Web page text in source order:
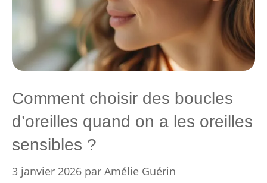
Comment choisir des boucles
d’oreilles quand on a les oreilles
sensibles ?
3 janvier 2026 par Amélie Guérin